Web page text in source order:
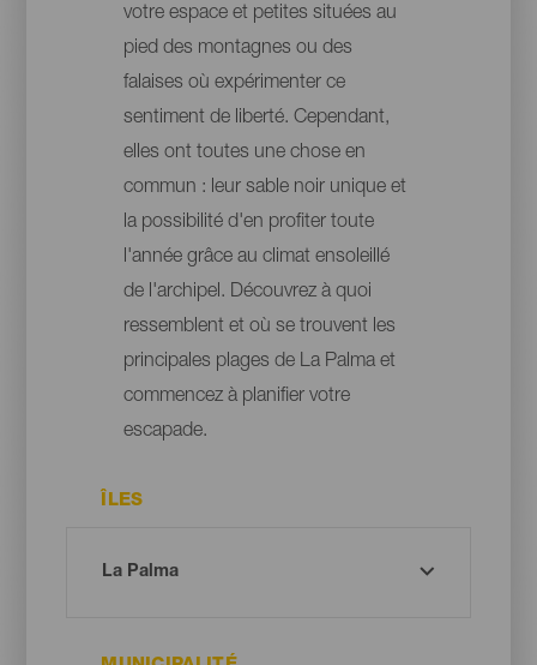
votre espace et petites situées au
pied des montagnes ou des
falaises où expérimenter ce
sentiment de liberté. Cependant,
elles ont toutes une chose en
commun : leur sable noir unique et
la possibilité d'en profiter toute
l'année grâce au climat ensoleillé
de l'archipel. Découvrez à quoi
ressemblent et où se trouvent les
principales plages de La Palma et
commencez à planifier votre
escapade.
ÎLES